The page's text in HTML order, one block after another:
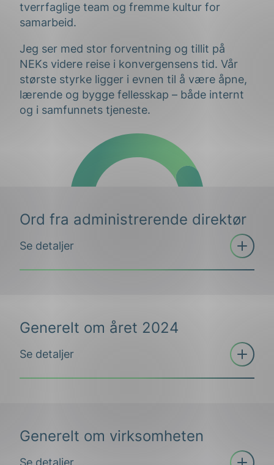
tverrfaglige team og fremme kultur for
samarbeid.
Jeg ser med stor forventning og tillit på
NEKs videre reise i konvergensens tid. Vår
største styrke ligger i evnen til å være åpne,
lærende og bygge fellesskap – både internt
og i samfunnets tjeneste.
Ord fra administrerende direktør
Se detaljer
Åpne
trekkspill
vei mot fremtiden
Generelt om året 2024
Se detaljer
Åpne
trekkspill
Generelt
Generelt om virksomheten
Se detaljer
Åpne